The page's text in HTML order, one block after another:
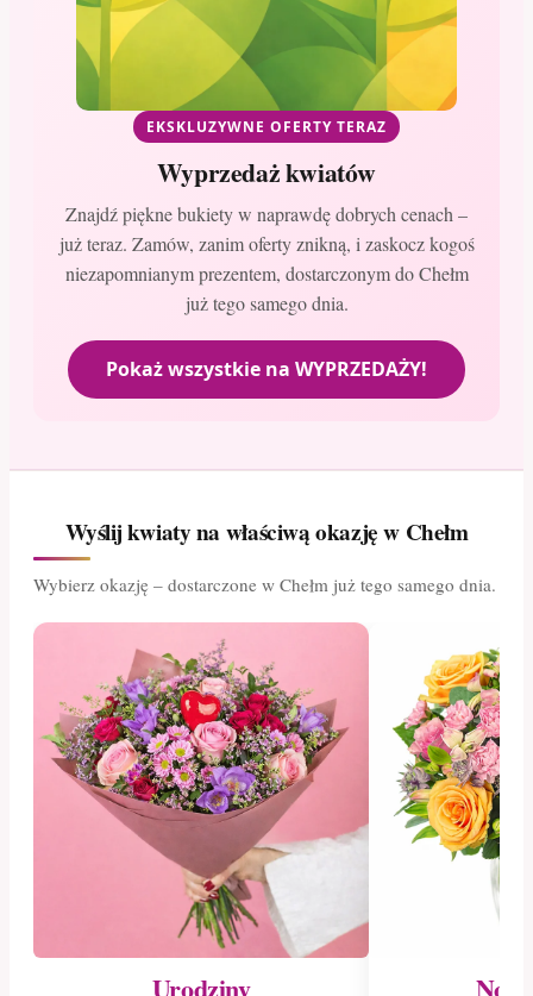
EKSKLUZYWNE OFERTY TERAZ
Wyprzedaż kwiatów
Znajdź piękne bukiety w naprawdę dobrych cenach –
już teraz. Zamów, zanim oferty znikną, i zaskocz kogoś
niezapomnianym prezentem, dostarczonym do Chełm
już tego samego dnia.
Pokaż wszystkie na WYPRZEDAŻY!
Wyślij kwiaty na właściwą okazję w Chełm
Wybierz okazję – dostarczone w Chełm już tego samego dnia.
Urodziny